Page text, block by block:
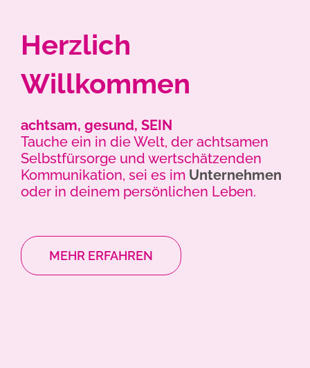
Herzlich
Willkommen
achtsam, gesund, SEIN
Tauche ein in die Welt, der achtsamen
Selbstfürsorge und wertschätzenden
Kommunikation, sei es im Unternehmen
oder in deinem persönlichen Leben.
MEHR ERFAHREN